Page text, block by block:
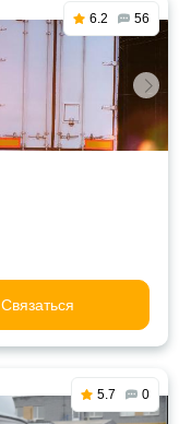
6.2 56
Связаться
5.7 0